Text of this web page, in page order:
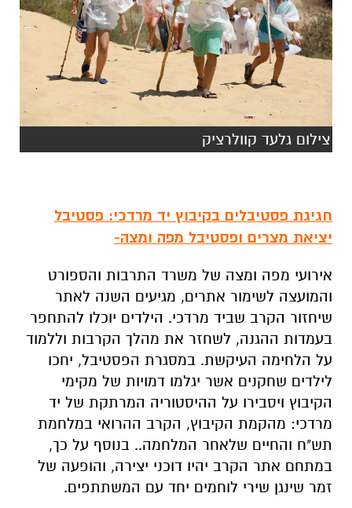
צילום גלעד קוולרציק
חגיגת פסטיבלים בקיבוץ יד מרדכי: פסטיבל
יציאת מצרים ופסטיבל מפה ומצה-
אירועי מפה ומצה של משרד התרבות והספורט
והמועצה לשימור אתרים, מגיעים השנה לאתר
שיחזור הקרב שביד מרדכי. הילדים יוכלו להתחפר
בעמדות ההגנה, לשחזר את מהלך הקרבות וללמוד
על הלחימה העיקשת. במסגרת הפסטיבל, יחכו
לילדים שחקנים אשר יגלמו דמויות של מקימי
הקיבוץ ויסבירו על ההיסטוריה המרתקת של יד
מרדכי: מהקמת הקיבוץ, הקרב ההרואי במלחמת
תש"ח והחיים שלאחר המלחמה.. בנוסף על כך,
במתחם אתר הקרב יהיו דוכני יצירה, והופעה של
זמר שינגן שירי לוחמים יחד עם המשתתפים.